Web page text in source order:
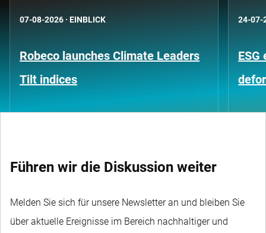
07-08-2026 · EINBLICK
Robeco launches Climate Leaders
Tilt indices
24-07-
Führen wir die Diskussion weiter
Melden Sie sich für unsere Newsletter an und bleiben Sie
über aktuelle Ereignisse im Bereich nachhaltiger und